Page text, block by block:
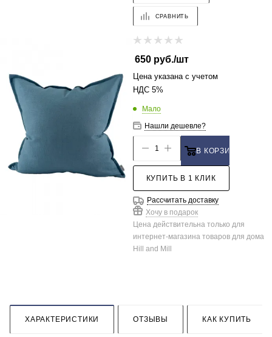
СРАВНИТЬ
650руб./шт
Цена указана с учетом
НДС 5%
Мало
Нашли дешевле?
В КОРЗИНУ
КУПИТЬ В 1 КЛИК
Рассчитать доставку
Хочу в подарок
Цена действительна только для
интернет-магазина товаров для дома
Hill and Mill
ХАРАКТЕРИСТИКИ ОТЗЫВЫ КАК КУПИТЬ